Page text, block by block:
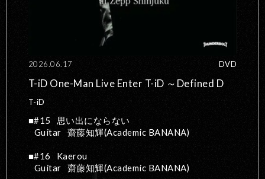
2026.06.17 DVD
T-iD One-Man Live Enter T-iD ～Defined D
T-iD
#15
思い出にならない
Guitar
齋藤知輝(Academic BANANA)
#16
Kaerou
Guitar
齋藤知輝(Academic BANANA)